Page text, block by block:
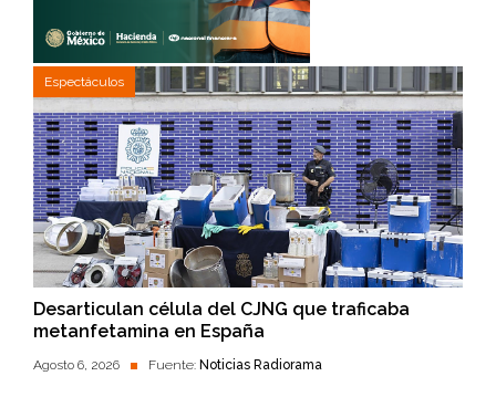
Espectáculos
Desarticulan célula del CJNG que traficaba
metanfetamina en España
Agosto 6, 2026 Fuente: Noticias Radiorama